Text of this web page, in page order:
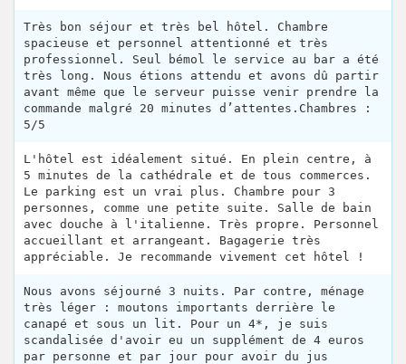
Très bon séjour et très bel hôtel. Chambre
spacieuse et personnel attentionné et très
professionnel. Seul bémol le service au bar a été
très long. Nous étions attendu et avons dû partir
avant même que le serveur puisse venir prendre la
commande malgré 20 minutes d’attentes.Chambres :
5/5
L'hôtel est idéalement situé. En plein centre, à
5 minutes de la cathédrale et de tous commerces.
Le parking est un vrai plus. Chambre pour 3
personnes, comme une petite suite. Salle de bain
avec douche à l'italienne. Très propre. Personnel
accueillant et arrangeant. Bagagerie très
appréciable. Je recommande vivement cet hôtel !
Nous avons séjourné 3 nuits. Par contre, ménage
très léger : moutons importants derrière le
canapé et sous un lit. Pour un 4*, je suis
scandalisée d'avoir eu un supplément de 4 euros
par personne et par jour pour avoir du jus